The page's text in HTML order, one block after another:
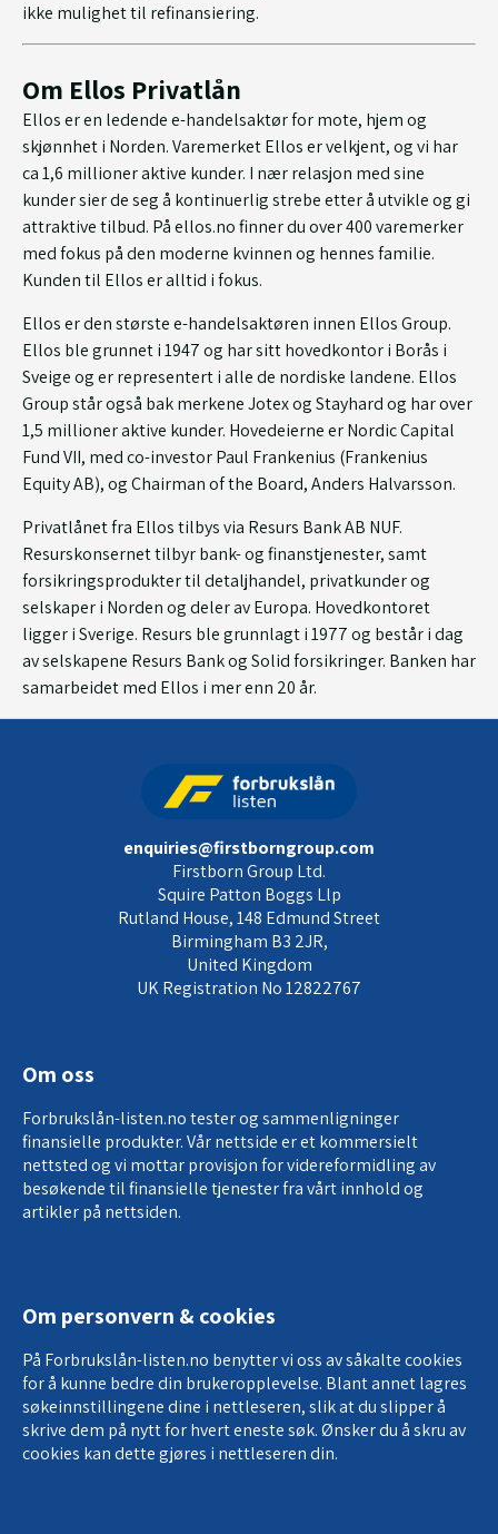
ikke mulighet til refinansiering.
Om Ellos Privatlån
Ellos er en ledende e-handelsaktør for mote, hjem og
skjønnhet i Norden. Varemerket Ellos er velkjent, og vi har
ca 1,6 millioner aktive kunder. I nær relasjon med sine
kunder sier de seg å kontinuerlig strebe etter å utvikle og gi
attraktive tilbud. På ellos.no finner du over 400 varemerker
med fokus på den moderne kvinnen og hennes familie.
Kunden til Ellos er alltid i fokus.
Ellos er den største e-handelsaktøren innen Ellos Group.
Ellos ble grunnet i 1947 og har sitt hovedkontor i Borås i
Sveige og er representert i alle de nordiske landene. Ellos
Group står også bak merkene Jotex og Stayhard og har over
1,5 millioner aktive kunder. Hovedeierne er Nordic Capital
Fund VII, med co-investor Paul Frankenius (Frankenius
Equity AB), og Chairman of the Board, Anders Halvarsson.
Privatlånet fra Ellos tilbys via Resurs Bank AB NUF.
Resurskonsernet tilbyr bank- og finanstjenester, samt
forsikringsprodukter til detaljhandel, privatkunder og
selskaper i Norden og deler av Europa. Hovedkontoret
ligger i Sverige. Resurs ble grunnlagt i 1977 og består i dag
av selskapene Resurs Bank og Solid forsikringer. Banken har
samarbeidet med Ellos i mer enn 20 år.
enquiries@firstborngroup.com
Firstborn Group Ltd.
Squire Patton Boggs Llp
Rutland House, 148 Edmund Street
Birmingham B3 2JR,
United Kingdom
UK Registration No 12822767
Om oss
Forbrukslån-listen.no tester og sammenligninger
finansielle produkter. Vår nettside er et kommersielt
nettsted og vi mottar provisjon forvidereformidling av
besøkende til finansielle tjenesterfra vårt innhold og
artikler på nettsiden.
Om personvern & cookies
På Forbrukslån-listen.no benytter vi oss av såkalte cookies
for å kunne bedre din brukeropplevelse. Blant annet lagres
søkeinnstillingene dine i nettleseren, slik at du slipper å
skrive dem på nytt for hvert eneste søk. Ønsker du å skru av
cookies kan dette gjøres i nettleseren din.